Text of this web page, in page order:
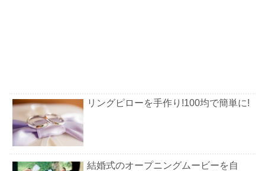
リングピローを手作り!100均で簡単に!
結婚式のオープニングムービーを自